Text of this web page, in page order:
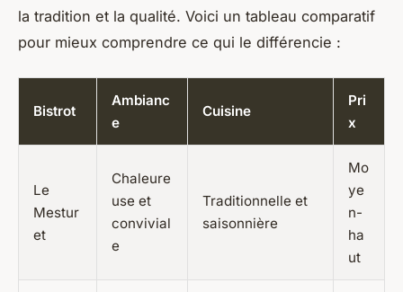
la tradition et la qualité. Voici un tableau comparatif
pour mieux comprendre ce qui le différencie :
Bistrot
Ambianc
e
Cuisine
Pri
x
Le
Mestur
et
Chaleure
use et
convivial
e
Traditionnelle et
saisonnière
Mo
ye
n-
ha
ut